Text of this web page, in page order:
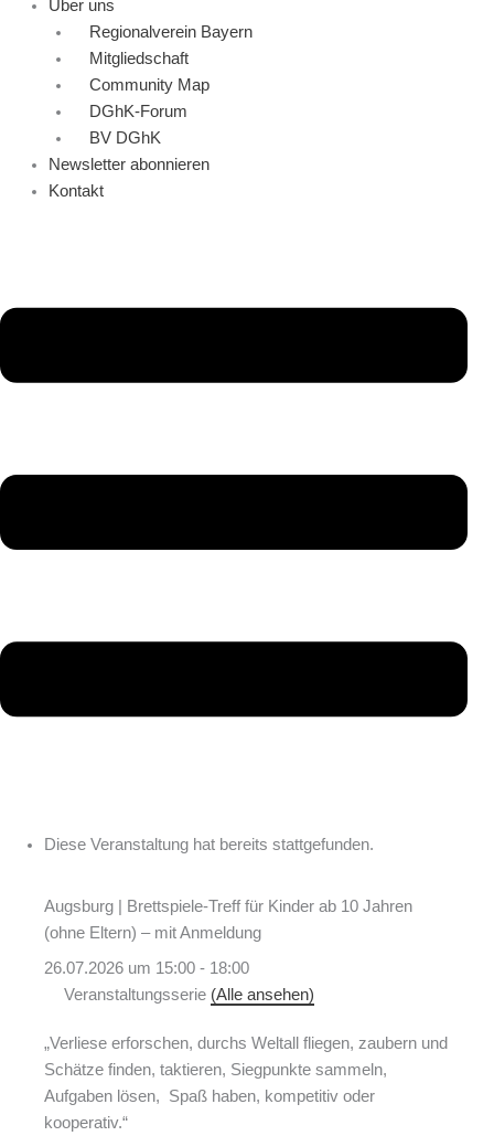
Über uns
Regionalverein Bayern
Mitgliedschaft
Community Map
DGhK-Forum
BV DGhK
Newsletter abonnieren
Kontakt
Diese Veranstaltung hat bereits stattgefunden.
Augsburg | Brettspiele-Treff für Kinder ab 10 Jahren
(ohne Eltern) – mit Anmeldung
26.07.2026 um 15:00 - 18:00
Veranstaltungsserie (Alle ansehen)
„Verliese erforschen, durchs Weltall fliegen, zaubern und
Schätze finden, taktieren, Siegpunkte sammeln,
Aufgaben lösen, Spaß haben, kompetitiv oder
kooperativ.“